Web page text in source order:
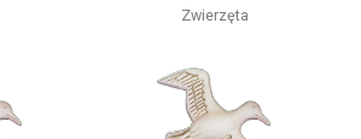
Zwierzęta